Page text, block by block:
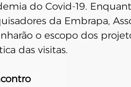
do Covid-19.
da Embrapa,
o escopo dos
das visitas.